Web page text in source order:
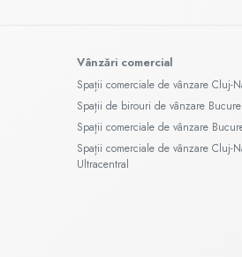
Vânzări comercial
Spații comerciale de vânzare Cluj-
Spații de birouri de vânzare
Spații comerciale de vânzare
Spații comerciale de vânzare Cluj-
Ultracentral